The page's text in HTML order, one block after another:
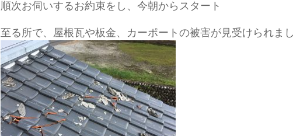
順次お伺いするお約束をし、今朝からスタート
至る所で、屋根瓦や板金、カーポートの被害が見受けられま